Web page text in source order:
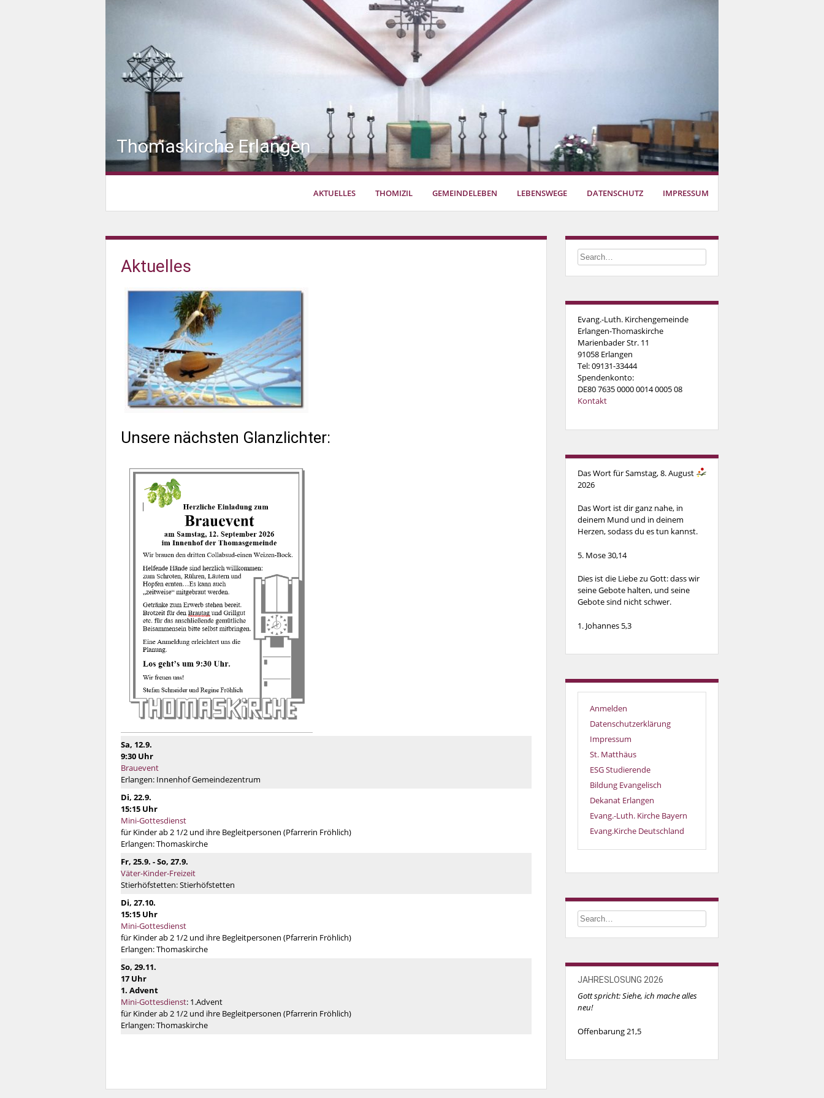
Thomaskirche Erlangen
AKTUELLES THOMIZIL GEMEINDELEBEN LEBENSWEGE DATENSCHUTZ IMPRESSUM
Aktuelles
Unsere nächsten Glanzlichter:
Sa, 12.9.
9:30 Uhr
Brauevent
Erlangen: Innenhof Gemeindezentrum
Di, 22.9.
15:15 Uhr
Mini-Gottesdienst
für Kinder ab 2 1/2 und ihre Begleitpersonen Pfarrerin Fröhlich
Erlangen:Thomaskirche
Fr, 25.9. - So, 27.9.
Väter-Kinder-Freizeit
Stierhöfstetten:Stierhöfstetten
Di, 27.10.
15:15 Uhr
Mini-Gottesdienst
für Kinder ab 2 1/2 und ihre Begleitpersonen Pfarrerin Fröhlich
Erlangen:Thomaskirche
So, 29.11.
17 Uhr
1. Advent
Mini-Gottesdienst: 1.Advent
für Kinder ab 2 1/2 und ihre Begleitpersonen Pfarrerin Fröhlich
Erlangen:Thomaskirche
Evang.-Luth. Kirchengemeinde
Erlangen-Thomaskirche
Marienbader Str. 11
91058 Erlangen
Tel: 09131-33444
Spendenkonto:
DE80 7635 0000 0014 0005 08
Kontakt
Das Wort für Samstag, 8. August
2026
Das Wort ist dir ganz nahe, in
deinem Mund und in deinem
Herzen, sodass du es tun kannst.
5. Mose 30,14
Dies ist die Liebe zu Gott: dass wir
seine Gebote halten, und seine
Gebote sind nicht schwer.
1. Johannes 5,3
Anmelden
Datenschutzerklärung
Impressum
St. Matthäus
ESG Studierende
Bildung Evangelisch
Dekanat Erlangen
Evang.-Luth. Kirche Bayern
Evang.Kirche Deutschland
JAHRESLOSUNG 2026
Gott spricht: Siehe, ich mache alles
neu!
Offenbarung 21,5